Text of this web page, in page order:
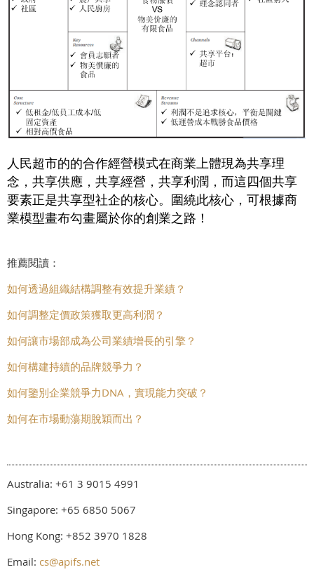
人民超市的的合作經營模式在商業上體現為共享理
念，共享供應，共享經營，共享利潤，而這四個共享
要素正是共享型社企的核心。圍繞此核心，可根據商
業模型畫布勾畫屬於你的創業之路！
推薦閱讀：
如何透過組織結構調整有效提升業績？
如何調整定價政策獲取更高利潤？
如何讓市場部成為公司業績增長的引擎？
如何構建持續的品牌競爭力？
如何鑒別企業競爭力DNA，實現能力突破？
如何在市場動蕩期脫穎而出？
Australia: +61 3 9015 4991
Singapore: +65 6850 5067
Hong Kong: +852 3970 1828
Email: cs@apifs.net